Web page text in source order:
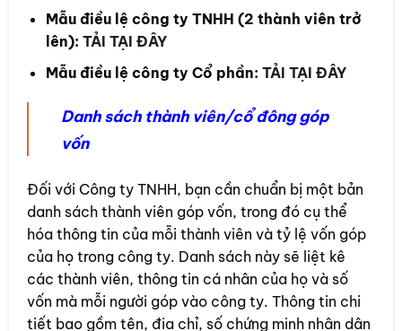
Mẫu điều lệ công ty TNHH (2 thành viên trở
lên): TẢI TẠI ĐÂY
Mẫu điều lệ công ty Cổ phần: TẢI TẠI ĐÂY
Danh sách thành viên/cổ đông góp
vốn
Đối với Công ty TNHH, bạn cần chuẩn bị một bản
danh sách thành viên góp vốn, trong đó cụ thể
hóa thông tin của mỗi thành viên và tỷ lệ vốn góp
của họ trong công ty. Danh sách này sẽ liệt kê
các thành viên, thông tin cá nhân của họ và số
vốn mà mỗi người góp vào công ty. Thông tin chi
tiết bao gồm tên, địa chỉ, số chứng minh nhân dân